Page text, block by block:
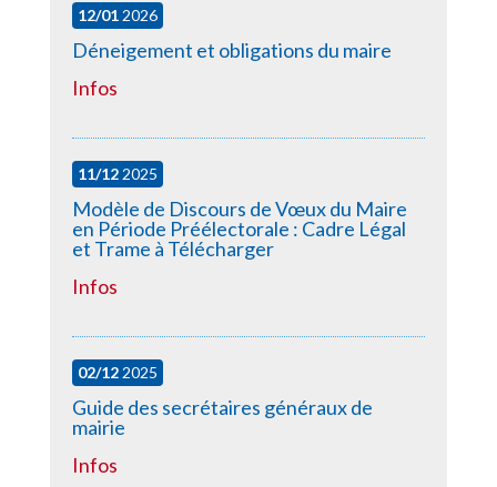
12/012026
Déneigement et obligations du maire
Infos
11/122025
Modèle de Discours de Vœux du Maire
en Période Préélectorale : Cadre Légal
et Trame à Télécharger
Infos
02/122025
Guide des secrétaires généraux de
mairie
Infos